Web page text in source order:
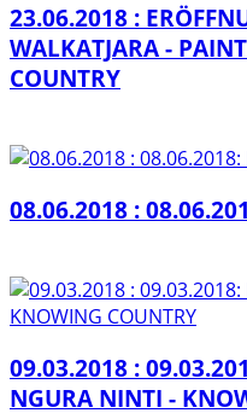
23.06.2018 :
WALKATJARA -
COUNTRY
08.06.2018 :
09.03.2018 :
NGURA NINTI -